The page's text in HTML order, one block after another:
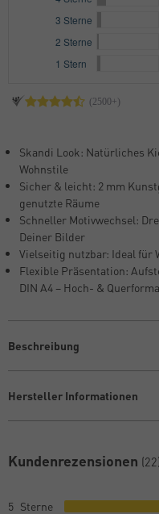
Skandi Look: Natürliches
Wohnstile
Sicher & leicht: 2 mm
genutzte Räume
Schneller Motivwechsel:
Deiner Bilder
Vielseitig nutzbar: Ideal für
Flexible Präsentation:
DIN A4 – Hoch- &
Beschreibung
Hersteller Informationen
Kundenrezensionen (22)
5